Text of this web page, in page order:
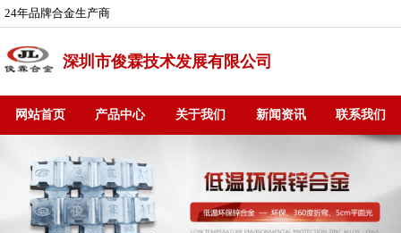
24年品牌合金生产商
深圳市俊霖技术发展有限公司
网站首页 产品中心 关于我们 新闻资讯 联系我们